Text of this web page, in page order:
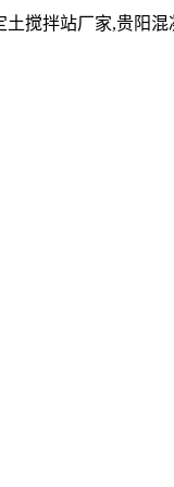
土搅拌站厂家,贵阳